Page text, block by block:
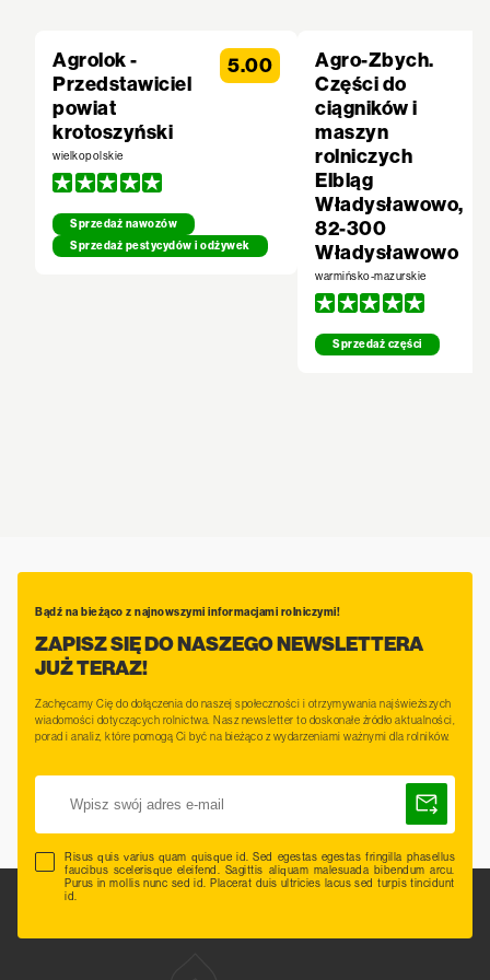
Agrolok -
Przedstawiciel
powiat
krotoszyński
wielkopolskie
Sprzedaż nawozów
Sprzedaż pestycydów i odżywek
5.00
Agro-Zbych.
Części do
ciągników i
maszyn
rolniczych
Elbląg
Władysławowo,
82-300
Władysławowo
warmińsko-mazurskie
Sprzedaż części
Bądź na bieżąco z najnowszymi informacjami rolniczymi!
ZAPISZ SIĘ DO NASZEGO NEWSLETTERA
JUŻ TERAZ!
Zachęcamy Cię do dołączenia do naszej społeczności i otrzymywania najświeższych
wiadomości dotyczących rolnictwa. Nasz newsletter to doskonałe źródło aktualności,
porad i analiz, które pomogą Ci być na bieżąco z wydarzeniami ważnymi dla rolników.
Risus quis varius quam quisque id. Sed egestas egestas fringilla phasellus
faucibus scelerisque eleifend. Sagittis aliquam malesuada bibendum arcu.
Purus in mollis nunc sed id. Placerat duis ultricies lacus sed turpis tincidunt
id.